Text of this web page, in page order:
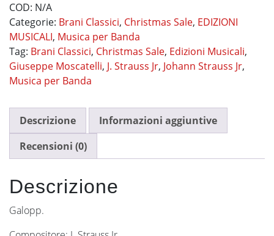
466
quantità
COD: N/A
Categorie: Brani Classici, Christmas Sale, EDIZIONI
MUSICALI, Musica per Banda
Tag: Brani Classici, Christmas Sale, Edizioni Musicali,
Giuseppe Moscatelli, J. Strauss Jr, Johann Strauss Jr,
Musica per Banda
Descrizione
Informazioni aggiuntive
Recensioni (0)
Descrizione
Galopp.